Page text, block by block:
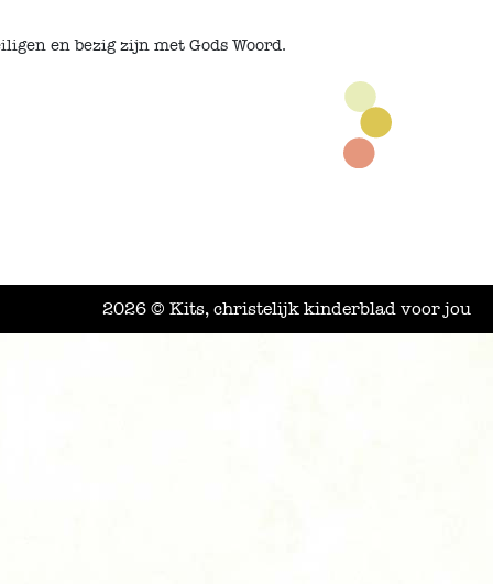
en bezig zijn met Gods Woord.
2026 © Kits, christelijk kinderblad voor jou